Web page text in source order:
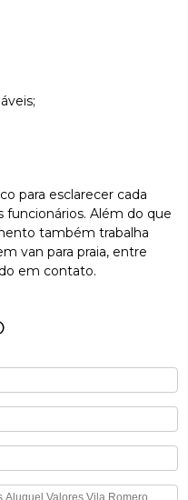
para esclarecer cada
funcionários. Além do que
também trabalha
van para praia, entre
em contato.